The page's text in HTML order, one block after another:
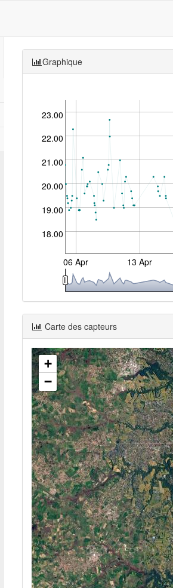
Graphique
18.00
19.00
20.00
21.00
22.00
23.00
06 Apr 13 Apr
Carte des capteurs
+
−